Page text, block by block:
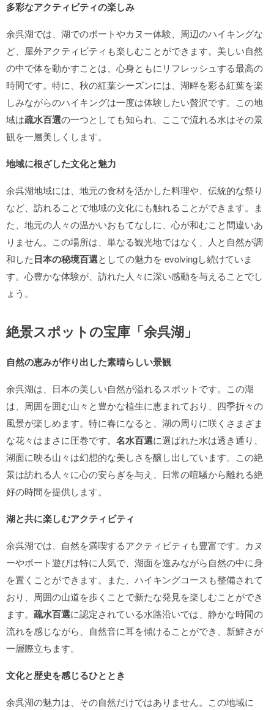
多彩なアクティビティの楽しみ
余呉湖では、湖でのボートやカヌー体験、周辺のハイキングな
ど、屋外アクティビティも楽しむことができます。美しい自然
の中で体を動かすことは、心身ともにリフレッシュする最高の
時間です。特に、秋の紅葉シーズンには、湖畔を彩る紅葉を楽
しみながらのハイキングは一度は体験したい贅沢です。この地
域は疏水百選の一つとしても知られ、ここで流れる水はその景
観を一層美しくします。
地域に根ざした文化と魅力
余呉湖地域には、地元の食材を活かした料理や、伝統的な祭り
など、訪れることで地域の文化にも触れることができます。ま
た、地元の人々の温かいおもてなしに、心が和むこと間違いあ
りません。この場所は、単なる観光地ではなく、人と自然が調
和した日本の秘境百選としての魅力を evolvingし続けていま
す。心豊かな体験が、訪れた人々に深い感動を与えることでし
ょう。
絶景スポットの宝庫「余呉湖」
自然の恵みが作り出した素晴らしい景観
余呉湖は、日本の美しい自然が溢れるスポットです。この湖
は、周囲を囲む山々と豊かな植生に恵まれており、四季折々の
風景が楽しめます。特に春になると、湖の周りに咲くさまざま
な花々はまさに圧巻です。 名水百選に選ばれた水は透き通り、
湖面に映る山々は幻想的な美しさを醸し出しています。この絶
景は訪れる人々に心の安らぎを与え、日常の喧騒から離れる絶
好の時間を提供します。
湖と共に楽しむアクティビティ
余呉湖では、自然を満喫するアクティビティも豊富です。カヌ
ーやボート遊びは特に人気で、湖面を進みながら自然の中に身
を置くことができます。また、ハイキングコースも整備されて
おり、周囲の山道を歩くことで新たな発見を楽しむことができ
ます。 疏水百選に認定されている水路沿いでは、静かな時間の
流れを感じながら、自然音に耳を傾けることができ、新鮮さが
一層際立ちます。
文化と歴史を感じるひととき
余呉湖の魅力は、その自然だけではありません。この地域に